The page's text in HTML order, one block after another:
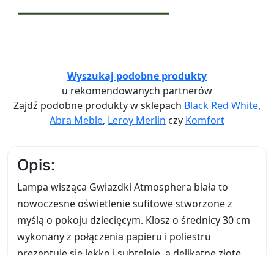
Wyszukaj podobne produkty
u rekomendowanych partnerów
Zajdź podobne produkty w sklepach Black Red White,
Abra Meble, Leroy Merlin czy Komfort
Opis:
Lampa wisząca Gwiazdki Atmosphera biała to
nowoczesne oświetlenie sufitowe stworzone z
myślą o pokoju dziecięcym. Klosz o średnicy 30 cm
wykonany z połączenia papieru i poliestru